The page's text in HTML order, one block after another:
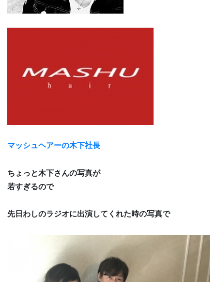
マッシュヘアーの木下社長
ちょっと木下さんの写真が
若すぎるので
先日わしのラジオに出演してくれた時の写真で